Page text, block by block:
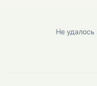
Не удалось